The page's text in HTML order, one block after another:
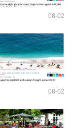
08-02
08-02